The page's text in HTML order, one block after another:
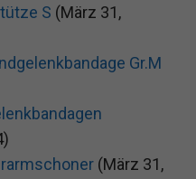
S (März 31,
Gr.M
(März 31,